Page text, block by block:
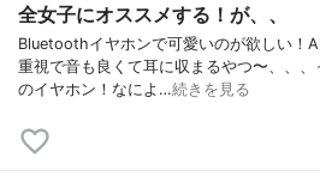
全女子にオススメする！が、、
Bluetoothイヤホンで可愛いのが欲しい！
重視で音も良くて耳に収まるやつ〜、、
のイヤホン！なによ…続きを見る